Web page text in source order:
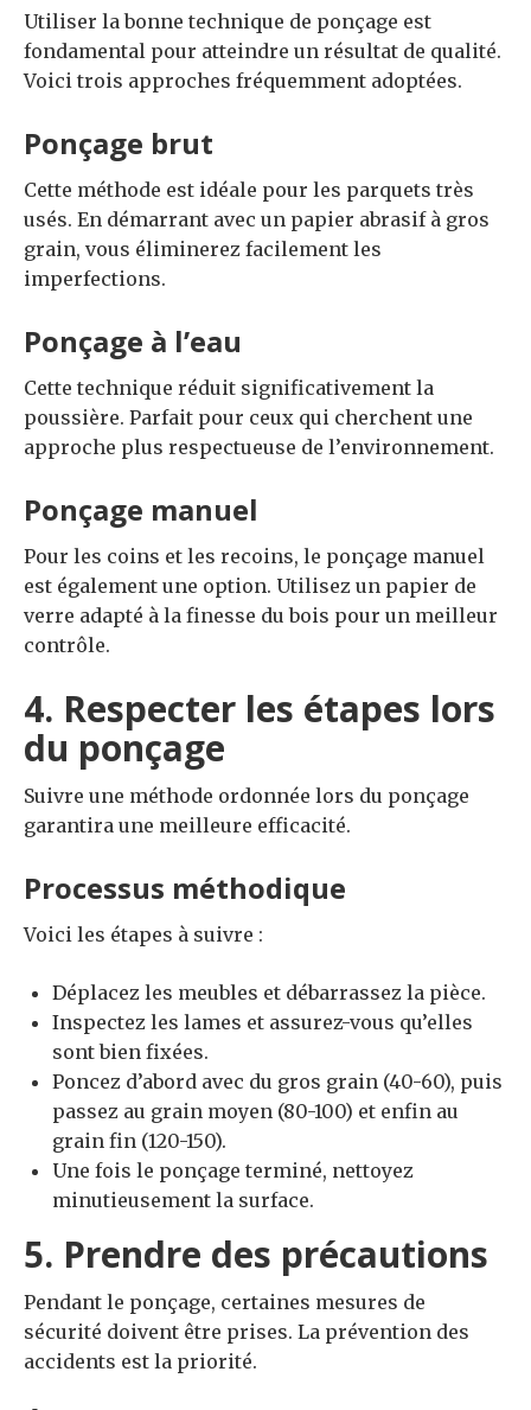
Utiliser la bonne technique de ponçage est
fondamental pour atteindre un résultat de qualité.
Voici trois approches fréquemment adoptées.
Ponçage brut
Cette méthode est idéale pour les parquets très
usés. En démarrant avec un papier abrasif à gros
grain, vous éliminerez facilement les
imperfections.
Ponçage à l’eau
Cette technique réduit significativement la
poussière. Parfait pour ceux qui cherchent une
approche plus respectueuse de l’environnement.
Ponçage manuel
Pour les coins et les recoins, le ponçage manuel
est également une option. Utilisez un papier de
verre adapté à la finesse du bois pour un meilleur
contrôle.
4. Respecter les étapes lors
du ponçage
Suivre une méthode ordonnée lors du ponçage
garantira une meilleure efficacité.
Processus méthodique
Voici les étapes à suivre :
Déplacez les meubles et débarrassez la pièce.
Inspectez les lames et assurez-vous qu’elles
sont bien fixées.
Poncez d’abord avec du gros grain (40-60), puis
passez au grain moyen (80-100) et enfin au
grain fin (120-150).
Une fois le ponçage terminé, nettoyez
minutieusement la surface.
5. Prendre des précautions
Pendant le ponçage, certaines mesures de
sécurité doivent être prises. La prévention des
accidents est la priorité.